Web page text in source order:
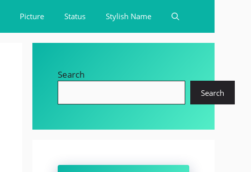
Picture Status Stylish Name
Search
Search